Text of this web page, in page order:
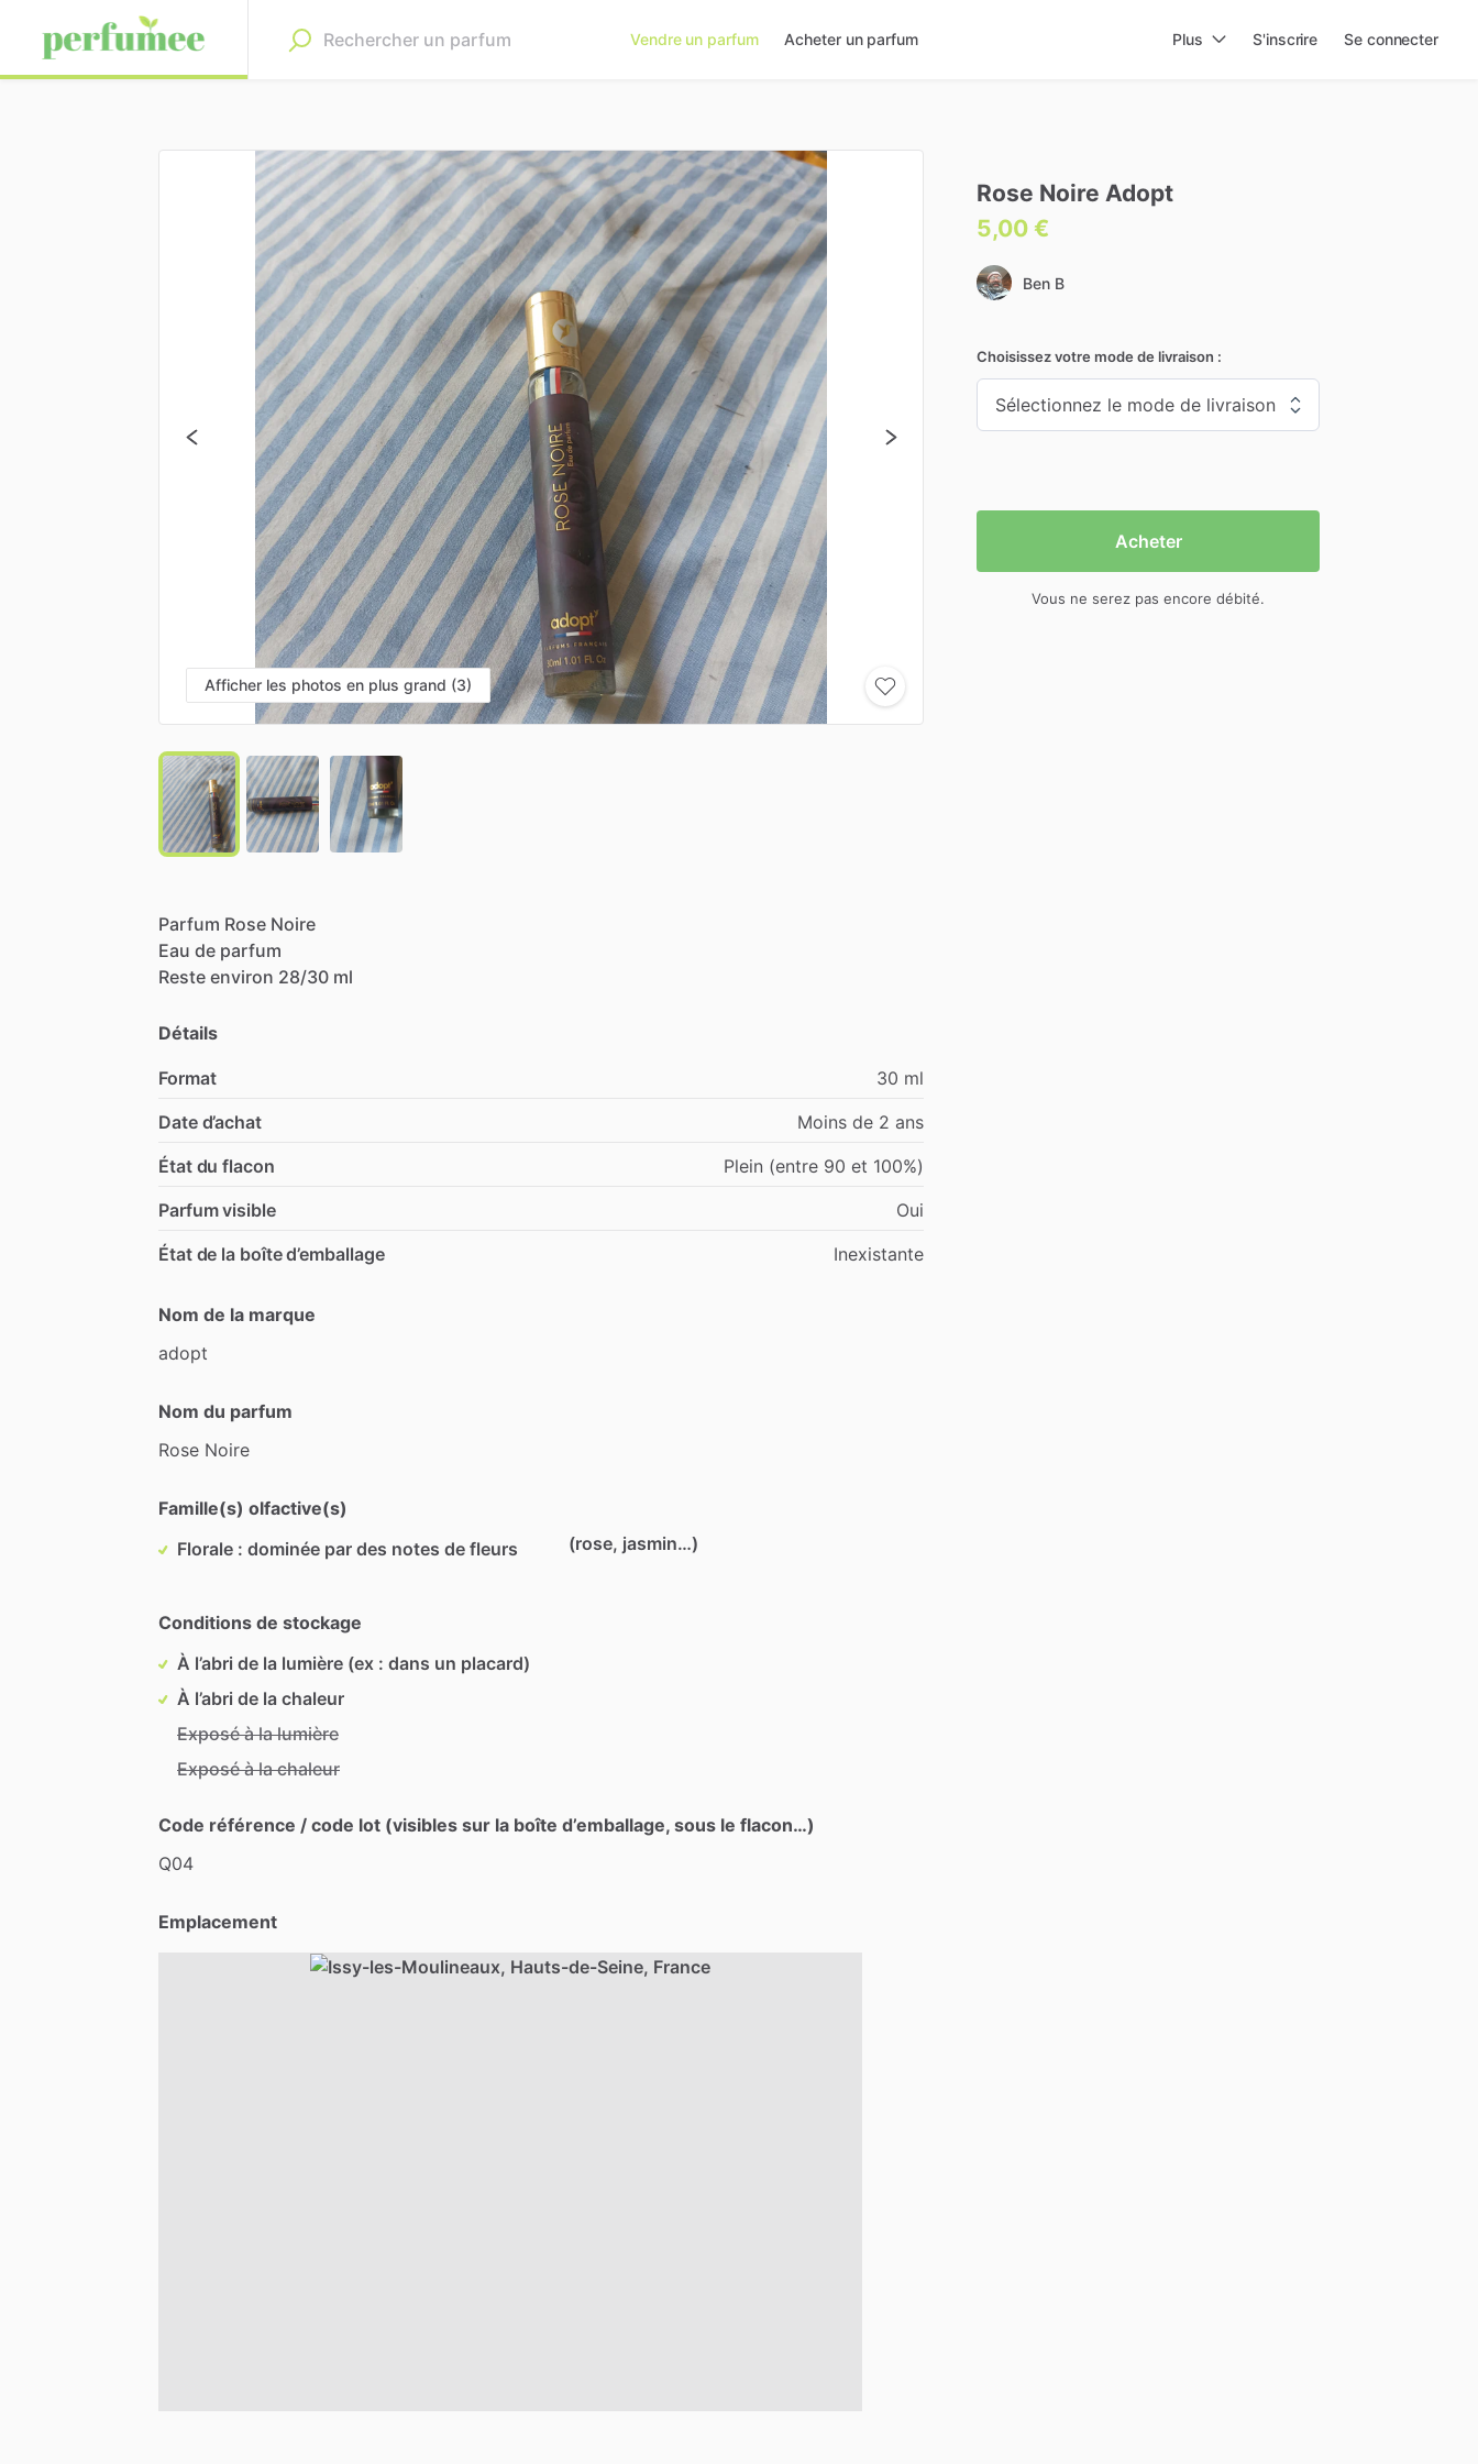
Vendre un parfum Acheter un parfum Plus S'inscrire Se connecter
Afficher les photos en plus grand (3)
Parfum Rose Noire
Eau de parfum
Reste environ 28​/​30 ml
Détails
Format
30 ml
Date d’achat
Moins de 2 ans
État du flacon
Plein (entre 90 et 100%)
Parfum visible
Oui
État de la boîte d’emballage
Inexistante
Nom de la marque
adopt
Nom du parfum
Rose Noire
Famille(s) olfactive(s)
Florale : dominée par des notes de fleurs
(rose, jasmin…)
Conditions de stockage
À l’abri de la lumière (ex : dans un placard)
À l’abri de la chaleur
Exposé à la lumière
Exposé à la chaleur
Code référence / code lot (visibles sur la boîte d’emballage, sous le flacon…)
Q04
Emplacement
Rose Noire Adopt
5,00 €
Ben B
Choisissez votre mode de livraison :
Acheter
Vous ne serez pas encore débité.